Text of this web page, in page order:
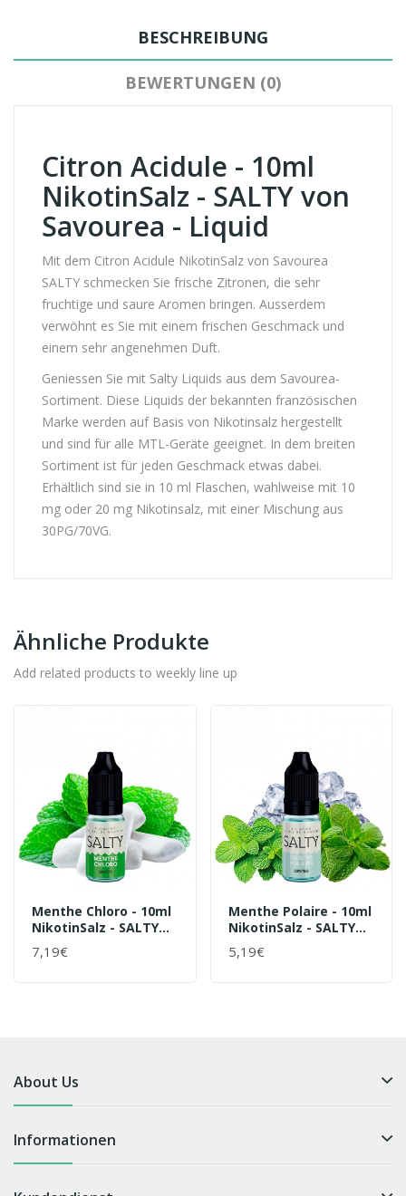
BESCHREIBUNG
BEWERTUNGEN (0)
Citron Acidule - 10ml
NikotinSalz - SALTY von
Savourea - Liquid
Mit dem Citron Acidule NikotinSalz von Savourea
SALTY schmecken Sie frische Zitronen, die sehr
fruchtige und saure Aromen bringen. Ausserdem
verwöhnt es Sie mit einem frischen Geschmack und
einem sehr angenehmen Duft.
Geniessen Sie mit Salty Liquids aus dem Savourea-
Sortiment. Diese Liquids der bekannten französischen
Marke werden auf Basis von Nikotinsalz hergestellt
und sind für alle MTL-Geräte geeignet. In dem breiten
Sortiment ist für jeden Geschmack etwas dabei.
Erhältlich sind sie in 10 ml Flaschen, wahlweise mit 10
mg oder 20 mg Nikotinsalz, mit einer Mischung aus
30PG/70VG.
Ähnliche Produkte
Add related products to weekly line up
Menthe Chloro - 10ml
NikotinSalz - SALTY
7,19€
Menthe Polaire - 10ml
NikotinSalz - SALTY
5,19€
About Us
Informationen